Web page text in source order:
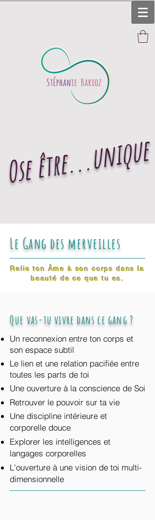
Ose être...unique
Le Gang des merveilles
Relie ton Âme à son corps dans la
beauté de ce que tu es.
Que vas-tu vivre dans ce gang ?
Un reconnexion entre ton corps et
son espace subtil
Le lien et une relation pacifiée entre
toutes les parts de toi
Une ouverture à la conscience de Soi
Retrouver le pouvoir sur ta vie
Une discipline intérieure et
corporelle douce
Explorer les intelligences et
langages corporelles
L'ouverture à une vision de toi multi-
dimensionnelle